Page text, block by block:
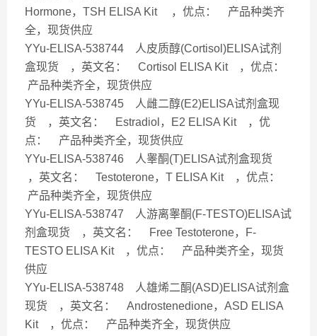
Hormone，TSH ELISA Kit ，优点： 产品种类齐
全，现货供应
YYu-ELISA-538744 人皮质醇(Cortisol)ELISA试剂
盒现货 ，英文名： Cortisol ELISA Kit ，优点：
产品种类齐全，现货供应
YYu-ELISA-538745 人雌二醇(E2)ELISA试剂盒现
货 ，英文名： Estradiol，E2 ELISA Kit ，优
点： 产品种类齐全，现货供应
YYu-ELISA-538746 人睾酮(T)ELISA试剂盒现货
，英文名： Testoterone，T ELISA Kit ，优点：
产品种类齐全，现货供应
YYu-ELISA-538747 人游离睾酮(F-TESTO)ELISA试
剂盒现货 ，英文名： Free Testoterone，F-
TESTO ELISA Kit ，优点： 产品种类齐全，现货
供应
YYu-ELISA-538748 人雄烯二酮(ASD)ELISA试剂盒
现货 ，英文名： Androstenedione，ASD ELISA
Kit ，优点： 产品种类齐全，现货供应